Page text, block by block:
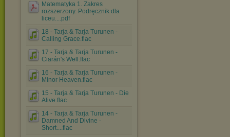
Matematyka 1. Zakres
rozszerzony. Podręcznik dla
liceu....pdf
18 - Tarja & Tarja Turunen -
Calling Grace.flac
17 - Tarja & Tarja Turunen -
Ciarán's Well.flac
16 - Tarja & Tarja Turunen -
Minor Heaven.flac
15 - Tarja & Tarja Turunen - Die
Alive.flac
14 - Tarja & Tarja Turunen -
Damned And Divine -
Short....flac